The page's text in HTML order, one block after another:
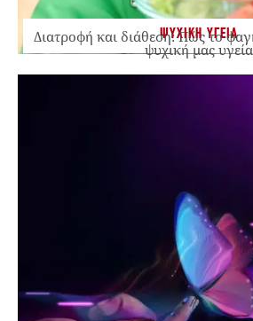
ΨΥΧΙΚΗ ΥΓΕΙΑ
Διατροφή και διάθεση: Πώς το
ψυχική μας υγεία